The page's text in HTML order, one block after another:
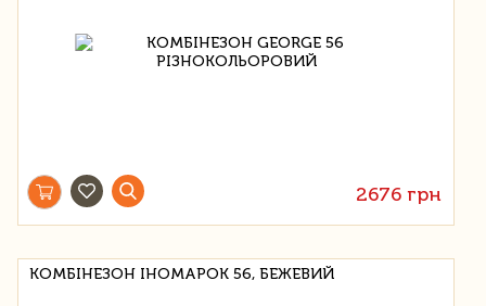
2676 грн
КОМБІНЕЗОН ІНОМАРОК 56, БЕЖЕВИЙ